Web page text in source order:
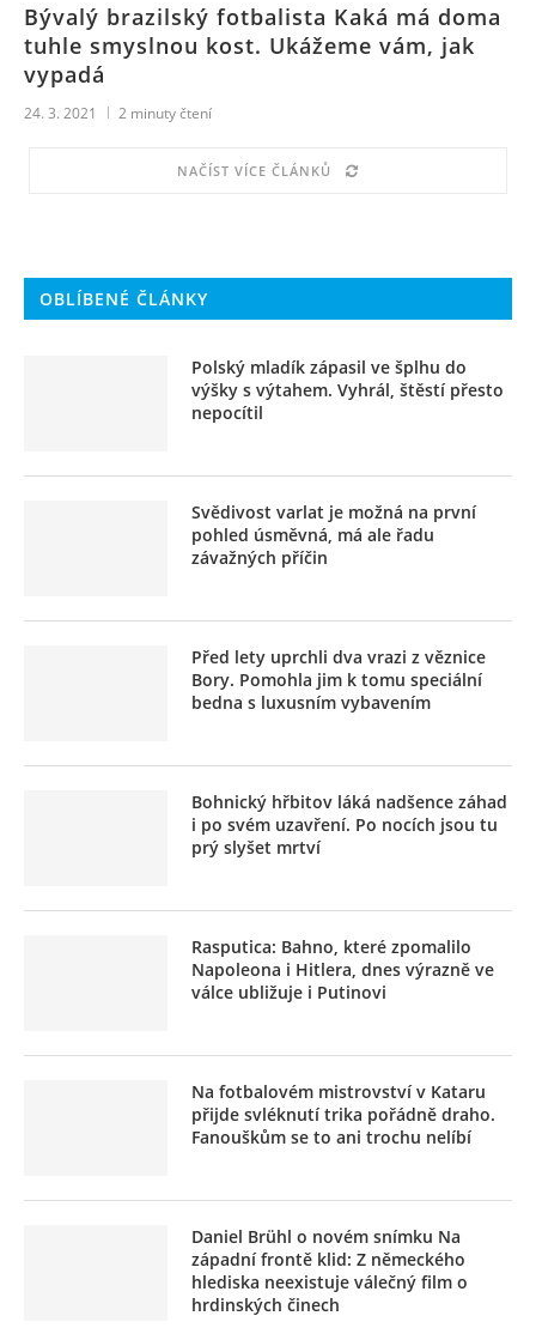
Bývalý brazilský fotbalista Kaká má doma
tuhle smyslnou kost. Ukážeme vám, jak
vypadá
24. 3. 2021 2 minuty čtení
NAČÍST VÍCE ČLÁNKŮ
OBLÍBENÉ ČLÁNKY
Polský mladík zápasil ve šplhu do
výšky s výtahem. Vyhrál, štěstí přesto
nepocítil
Svědivost varlat je možná na první
pohled úsměvná, má ale řadu
závažných příčin
Před lety uprchli dva vrazi z věznice
Bory. Pomohla jim k tomu speciální
bedna s luxusním vybavením
Bohnický hřbitov láká nadšence záhad
i po svém uzavření. Po nocích jsou tu
prý slyšet mrtví
Rasputica: Bahno, které zpomalilo
Napoleona i Hitlera, dnes výrazně ve
válce ubližuje i Putinovi
Na fotbalovém mistrovství v Kataru
přijde svléknutí trika pořádně draho.
Fanouškům se to ani trochu nelíbí
Daniel Brühl o novém snímku Na
západní frontě klid: Z německého
hlediska neexistuje válečný film o
hrdinských činech